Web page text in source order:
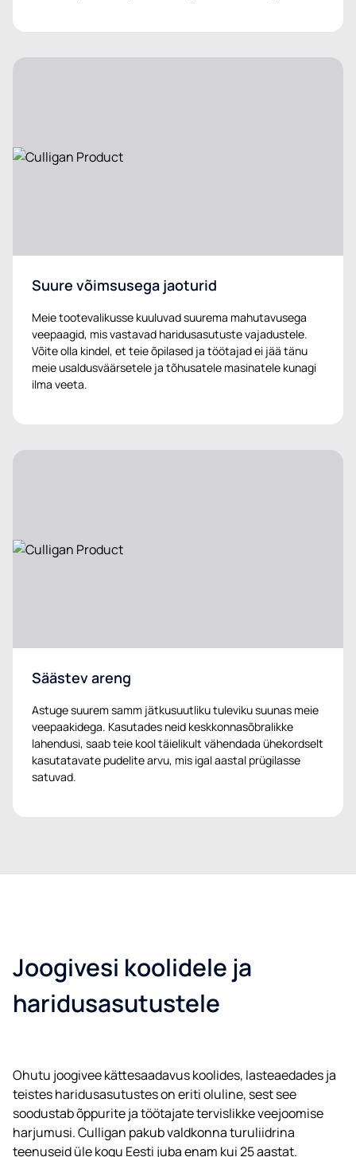
Suure võimsusega jaoturid
Meie tootevalikusse kuuluvad suurema mahutavusega
veepaagid, mis vastavad haridusasutuste vajadustele.
Võite olla kindel, et teie õpilased ja töötajad ei jää tänu
meie usaldusväärsetele ja tõhusatele masinatele kunagi
ilma veeta.
Säästev areng
Astuge suurem samm jätkusuutliku tuleviku suunas meie
veepaakidega. Kasutades neid keskkonnasõbralikke
lahendusi, saab teie kool täielikult vähendada ühekordselt
kasutatavate pudelite arvu, mis igal aastal prügilasse
satuvad.
Joogivesi koolidele ja
haridusasutustele
Ohutu joogivee kättesaadavus koolides, lasteaedades ja
teistes haridusasutustes on eriti oluline, sest see
soodustab õppurite ja töötajate tervislikke veejoomise
harjumusi. Culligan pakub valdkonna turuliidrina
teenuseid üle kogu Eesti juba enam kui 25 aastat.